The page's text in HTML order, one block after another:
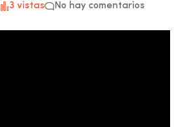
3 vistas No hay comentarios